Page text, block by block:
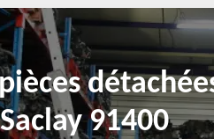
91400